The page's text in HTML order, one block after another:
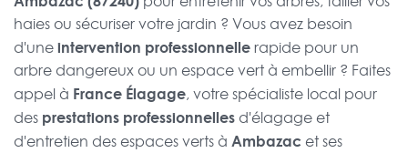
haies ou sécuriser votre jardin ? Vous avez besoin
d'uneintervention professionnellerapide pour un
arbre dangereux ou un espace vert à embellir ? Faites
appel à France Élagage, votre spécialiste local pour
des prestations professionnelles d'élagage et
d'entretien des espaces verts à Ambazac et ses